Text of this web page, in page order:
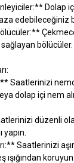
Dolap
edebileceğiniz
bölücüler.
Saatlerinizi
dolap içi nem
düzenli
yapın.
Saatlerinizi
koruyun.